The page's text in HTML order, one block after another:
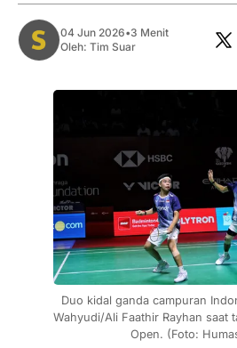
04 Jun 2026•3 Menit
Oleh: Tim Suar
Duo kidal ganda campuran
Wahyudi/Ali Faathir Rayhan saat
Open. (Foto: